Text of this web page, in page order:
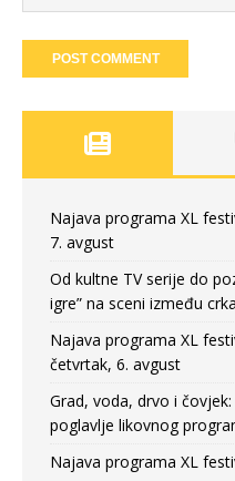
Najava programa XL
7. avgust
Od kultne TV serije do
igre” na sceni između
Najava programa XL
četvrtak, 6. avgust
Grad, voda, drvo i
poglavlje likovnog
Najava programa XL